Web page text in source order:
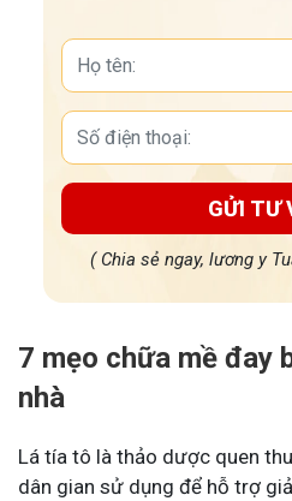
GỬI TƯ
( Chia sẻ ngay, lương y
7 mẹo chữa mề đay
nhà
Lá tía tô là thảo dược quen
dân gian sử dụng để hỗ trợ